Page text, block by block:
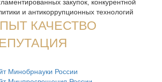
закупок, конкурентной
и антикоррупционных технологий
КАЧЕСТВО
Минобрнауки России